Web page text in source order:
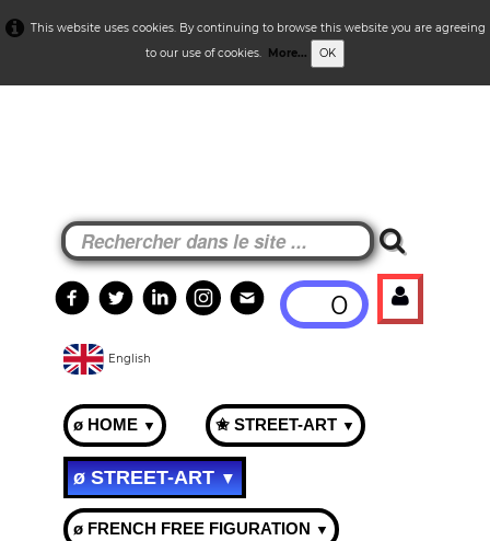
This website uses cookies. By continuing to browse this website you are agreeing
to our use of cookies. More... OK
0
English
ø HOME ▼ ✬ STREET-ART ▼
ø STREET-ART▼
ø FRENCH FREE FIGURATION ▼